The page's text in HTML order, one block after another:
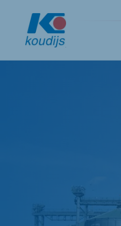
Czech Republic
Czech